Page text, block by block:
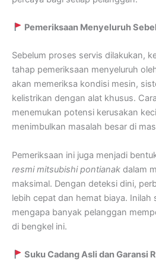
Pemeriksaan Menyeluruh
Sebelum proses servis dilakukan,
tahap pemeriksaan menyeluruh
akan memeriksa kondisi mesin,
kelistrikan dengan alat khusus.
menemukan potensi kerusakan
menimbulkan masalah besar di
Pemeriksaan ini juga menjadi
resmi mitsubishi pontianak dalam
maksimal. Dengan deteksi dini,
lebih cepat dan hemat biaya. Inilah
mengapa banyak pelanggan
di bengkel ini.
Suku Cadang Asli dan Garansi